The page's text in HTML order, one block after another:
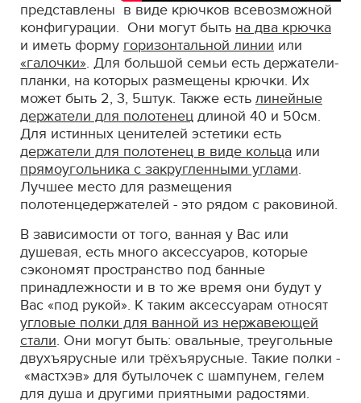
представлены в виде крючков всевозможной
конфигурации. Они могут быть на два крючка
и иметь форму горизонтальной линии или
«галочки». Для большой семьи есть держатели-
планки, на которых размещены крючки. Их
может быть 2, 3, 5штук. Также есть линейные
держатели для полотенец длиной 40 и 50см.
Для истинных ценителей эстетики есть
держатели для полотенец в виде кольца или
прямоугольника с закругленными углами.
Лучшее место для размещения
полотенцедержателей - это рядом с раковиной.
В зависимости от того, ванная у Вас или
душевая, есть много аксессуаров, которые
сэкономят пространство под банные
принадлежности и в то же время они будут у
Вас «под рукой». К таким аксессуарам относят
угловые полки для ванной из нержавеющей
стали. Они могут быть: овальные, треугольные
двухъярусные или трёхъярусные. Такие полки -
«мастхэв» для бутылочек с шампунем, гелем
для душа и другими приятными радостями.